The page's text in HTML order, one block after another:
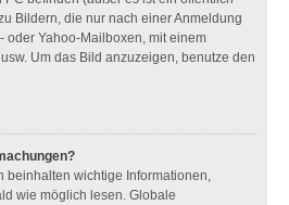
Bildern, die nur nach einer Anmeldung
oder Yahoo-Mailboxen, mit einem
Um das Bild anzuzeigen, benutze den
wichtige Informationen,
wie möglich lesen. Globale